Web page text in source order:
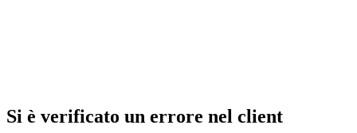
Si è verificato un errore nel client